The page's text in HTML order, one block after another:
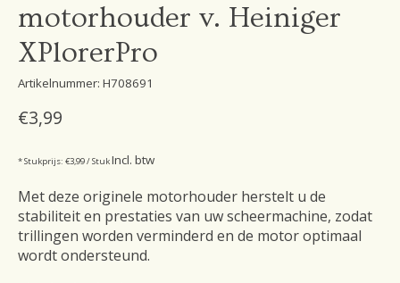
motorhouder v. Heiniger
XPlorerPro
Artikelnummer: H708691
€3,99
* Stukprijs: €3,99 / StukIncl. btw
Met deze originele motorhouder herstelt u de
stabiliteit en prestaties van uw scheermachine, zodat
trillingen worden verminderd en de motor optimaal
wordt ondersteund.